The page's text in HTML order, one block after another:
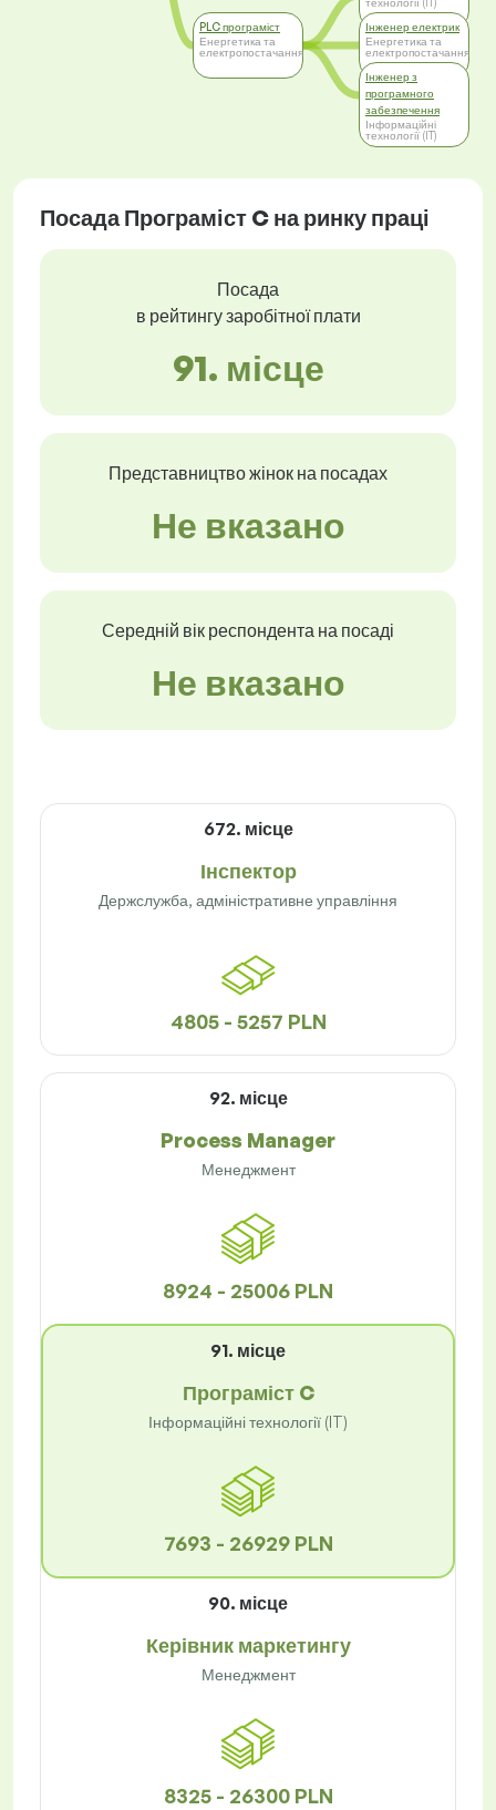
PLC програміст
Енергетика та
електропостачання
Інженер електрик
Енергетика та
електропостачання
Інженер з
програмного
забезпечення
Інформаційні
технології (IT)
Посада Програміст C на ринку праці
Посада
в рейтингу заробітної плати
91. місце
Представництво жінок на посадах
Не вказано
Середній вік респондента на посаді
Не вказано
672. місце
Інспектор
Держслужба, адміністративне управління
4805 - 5257 PLN
92. місце
Process Manager
Менеджмент
8924 - 25006 PLN
91. місце
Програміст C
Інформаційні технології (IT)
7693 - 26929 PLN
90. місце
Керівник маркетингу
Менеджмент
8325 - 26300 PLN